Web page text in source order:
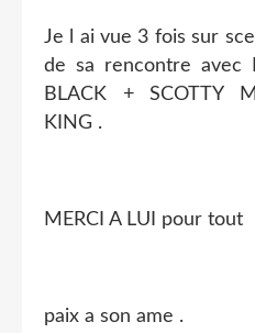
Je l ai vue 3 fois sur
de sa rencontre avec
BLACK + SCOTTY
KING .
MERCI A LUI pour tout
paix a son ame .